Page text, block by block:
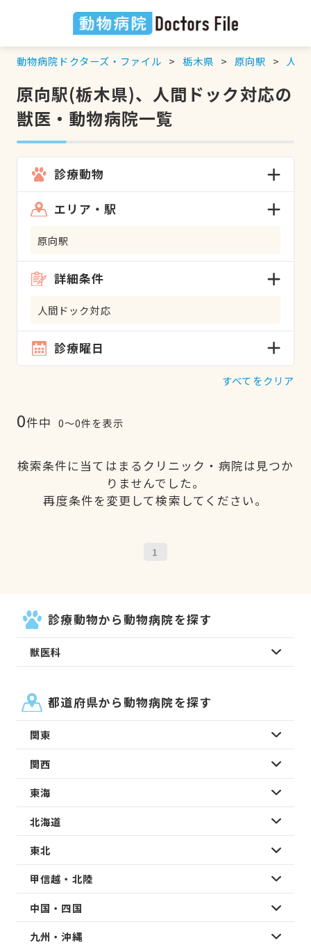
動物病院ドクターズ・ファイル 栃木県 原向駅 人
原向駅(栃木県)、人間ドック対応の
獣医・動物病院一覧
診療動物
エリア・駅
原向駅
詳細条件
人間ドック対応
診療曜日
すべてをクリア
0件中 0〜0件を表示
検索条件に当てはまるクリニック・病院は見つか
りませんでした。
再度条件を変更して検索してください。
1
診療動物から動物病院を探す
獣医科
都道府県から動物病院を探す
関東
関西
東海
北海道
東北
甲信越・北陸
中国・四国
九州・沖縄